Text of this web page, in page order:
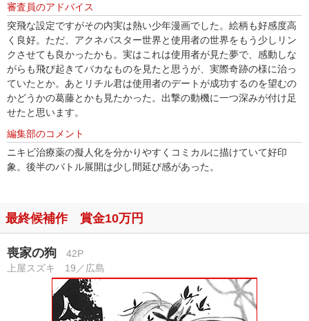
審査員のアドバイス
突飛な設定ですがその内実は熱い少年漫画でした。絵柄も好感度高
く良好。ただ、アクネバスター世界と使用者の世界をもう少しリン
クさせても良かったかも。実はこれは使用者が見た夢で、感動しな
がらも飛び起きてバカなものを見たと思うが、実際奇跡の様に治っ
ていたとか。あとリチル君は使用者のデートが成功するのを望むの
かどうかの葛藤とかも見たかった。出撃の動機に一つ深みが付け足
せたと思います。
編集部のコメント
ニキビ治療薬の擬人化を分かりやすくコミカルに描けていて好印
象。後半のバトル展開は少し間延び感があった。
最終候補作 賞金10万円
喪家の狗 42P
上屋スズキ 19／広島